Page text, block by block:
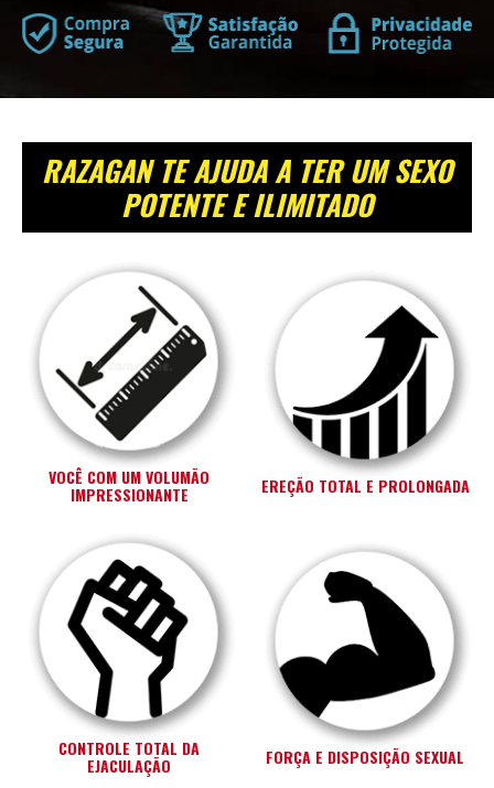
RAZAGAN TE AJUDA A TER UM SEXO
POTENTE E ILIMITADO
VOCÊ COM UM VOLUMÃO
IMPRESSIONANTE EREÇÃO TOTAL E PROLONGADA
CONTROLE TOTAL DA
EJACULAÇÃO FORÇA E DISPOSIÇÃO SEXUAL